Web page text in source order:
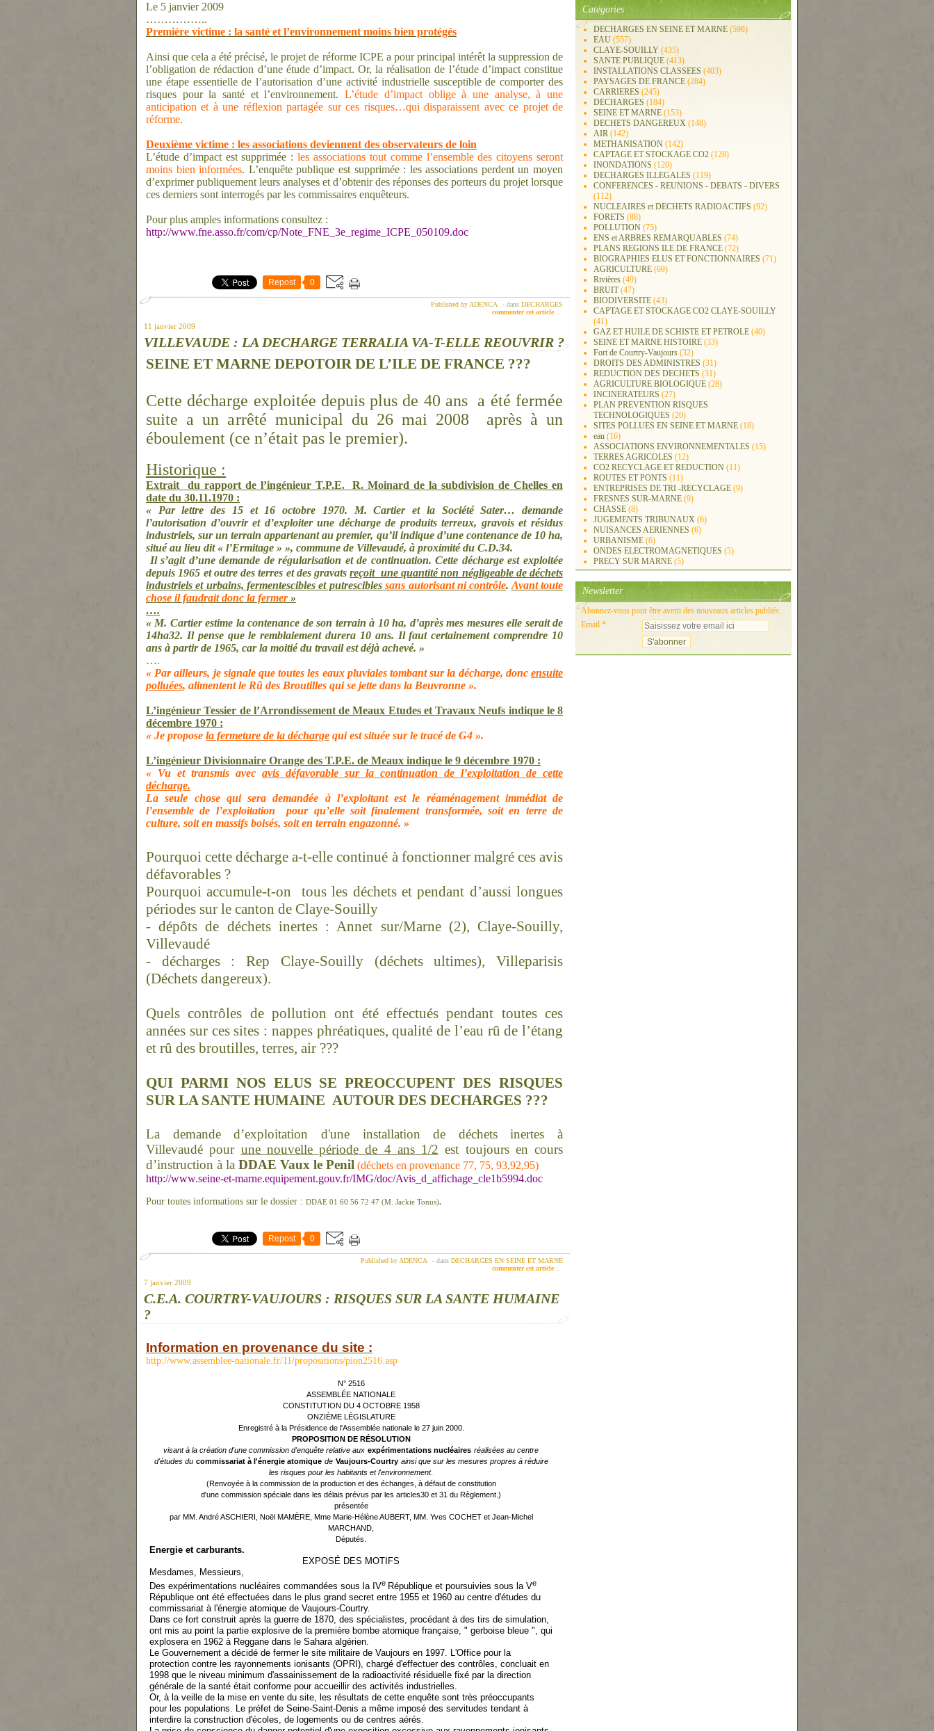
Le 5 janvier 2009
……………..
Première victime : la santé et l’environnement moins bien protégés
Ainsi que cela a été précisé, le projet de réforme ICPE a pour principal intérêt la suppression de
l’obligation de rédaction d’une étude d’impact. Or, la réalisation de l’étude d’impact constitue
une étape essentielle de l’autorisation d’une activité industrielle susceptible de comporter des
risques pour la santé et l’environnement.L’étude d’impact oblige à une analyse, à une
anticipation et à une réflexion partagée sur ces risques…qui disparaissent avec ce projet de
réforme.
Deuxième victime : les associations deviennent des observateurs de loin
L’étude d’impact est supprimée :les associations tout comme l’ensemble des citoyens seront
moins bien informées. L’enquête publique est supprimée : les associations perdent un moyen
d’exprimer publiquement leurs analyses et d’obtenir des réponses des porteurs du projet lorsque
ces derniers sont interrogés par les commissaires enquêteurs.
Pour plus amples informations consultez :
http://www.fne.asso.fr/com/cp/Note_FNE_3e_regime_ICPE_050109.doc
Repost 0
Published by ADENCA - dans DECHARGES
commenter cet article …
11 janvier 2009
VILLEVAUDE : LA DECHARGE TERRALIA VA-T-ELLE REOUVRIR ?
SEINE ET MARNE DEPOTOIR DE L’ILE DE FRANCE ???
Cette décharge exploitée depuis plus de 40 ans a été fermée
suite a un arrêté municipal du 26 mai 2008
après à un
éboulement (ce n’était pas le premier).
Historique :
Extrait du rapport de l’ingénieur T.P.E.
R. Moinard de la subdivision de Chelles en
date du 30.11.1970 :
« Par lettre des 15 et 16 octobre 1970. M. Cartier et la Société Sater… demande
l’autorisation d’ouvrir et d’exploiter une décharge de produits terreux, gravois et résidus
industriels, sur un terrain appartenant au premier, qu’il indique d’une contenance de 10 ha,
situé au lieu dit « l’Ermitage » », commune de Villevaudé, à proximité du C.D.34.
Il s’agit d’une demande de régularisation et de continuation. Cette décharge est exploitée
depuis 1965 et outre des terres et des gravatsreçoit une quantité non négligeable de déchets
industriels et urbains, fermentescibles et putresciblessans autorisant ni contrôle. Avant toute
chose il faudrait donc la fermer»
….
« M. Cartier estime la contenance de son terrain à 10 ha, d’après mes mesures elle serait de
14ha32. Il pense que le remblaiement durera 10 ans. Il faut certainement comprendre 10
ans à partir de 1965, car la moitié du travail est déjà achevé. »
….
« Par ailleurs, je signale que toutes les eaux pluviales tombant sur la décharge, donc ensuite
polluées, alimentent le Rû des Broutilles qui se jette dans la Beuvronne ».
L’ingénieur Tessier de l’Arrondissement de Meaux Etudes et Travaux Neufs indique le 8
décembre 1970 :
« Je propose la fermeture de la décharge qui est située sur le tracé de G4 ».
L’ingénieur Divisionnaire Orange des T.P.E. de Meaux indique le 9 décembre 1970 :
« Vu et transmis avec avis défavorable sur la continuation de l’exploitation de cette
décharge.
La seule chose qui sera demandée à l’exploitant est le réaménagement immédiat de
l’ensemble de l’exploitation
pour qu’elle soit finalement transformée, soit en terre de
culture, soit en massifs boisés, soit en terrain engazonné. »
Pourquoi cette décharge a-t-elle continué à fonctionner malgré ces avis
défavorables ?
Pourquoi accumule-t-on
tous les déchets et pendant d’aussi longues
périodes sur le canton de Claye-Souilly
- dépôts de déchets inertes : Annet sur/Marne (2), Claye-Souilly,
Villevaudé
- décharges : Rep Claye-Souilly (déchets ultimes), Villeparisis
(Déchets dangereux).
Quels contrôles de pollution ont été effectués pendant toutes ces
années sur ces sites : nappes phréatiques, qualité de l’eau rû de l’étang
et rû des broutilles, terres, air ???
QUI PARMI NOS ELUS SE PREOCCUPENT DES RISQUES
SUR LA SANTE HUMAINE AUTOUR DES DECHARGES ???
La demande d’exploitation d'une installation de déchets inertes à
Villevaudé pour une nouvelle période de 4 ans 1/2 est toujours en cours
d’instruction à la DDAE Vaux le Penil (déchets en provenance 77, 75, 93,92,95)
http://www.seine-et-marne.equipement.gouv.fr/IMG/doc/Avis_d_affichage_cle1b5994.doc
Pour toutes informations sur le dossier : DDAE 01 60 56 72 47 (M. Jackie Tonus).
Repost 0
Published by ADENCA - dans DECHARGES EN SEINE ET MARNE
commenter cet article …
7 janvier 2009
C.E.A. COURTRY-VAUJOURS : RISQUES SUR LA SANTE HUMAINE
?
Information en provenance du site :
http://www.assemblee-nationale.fr/11/propositions/pion2516.asp
N° 2516
ASSEMBLÉE NATIONALE
CONSTITUTION DU 4 OCTOBRE 1958
ONZIÈME LÉGISLATURE
Enregistré à la Présidence de l'Assemblée nationale le 27 juin 2000.
PROPOSITION DE RÉSOLUTION
visant à la création d'une commission d'enquête relative aux expérimentations nucléaires réalisées au centre
d'études du commissariat à l'énergie atomique de Vaujours-Courtry ainsi que sur les mesures propres à réduire
les risques pour les habitants et l'environnement.
(Renvoyée à la commission de la production et des échanges, à défaut de constitution
d'une commission spéciale dans les délais prévus par les articles30 et 31 du Règlement.)
présentée
par MM. André ASCHIERI, Noël MAMÈRE, Mme Marie-Hélène AUBERT, MM. Yves COCHET et Jean-Michel
MARCHAND,
Députés.
Energie et carburants.
EXPOSÉ DES MOTIFS
Mesdames, Messieurs,
Des expérimentations nucléaires commandées sous la IVe République et poursuivies sous la Ve
République ont été effectuées dans le plus grand secret entre 1955 et 1960 au centre d'études du
commissariat à l'énergie atomique de Vaujours-Courtry.
Dans ce fort construit après la guerre de 1870, des spécialistes, procédant à des tirs de simulation,
ont mis au point la partie explosive de la première bombe atomique française, " gerboise bleue ", qui
explosera en 1962 à Reggane dans le Sahara algérien.
Le Gouvernement a décidé de fermer le site militaire de Vaujours en 1997. L'Office pour la
protection contre les rayonnements ionisants (OPRI), chargé d'effectuer des contrôles, concluait en
1998 que le niveau minimum d'assainissement de la radioactivité résiduelle fixé par la direction
générale de la santé était conforme pour accueillir des activités industrielles.
Or, à la veille de la mise en vente du site, les résultats de cette enquête sont très préoccupants
pour les populations. Le préfet de Seine-Saint-Denis a même imposé des servitudes tendant à
interdire la construction d'écoles, de logements ou de centres aérés.
Catégories
DECHARGES EN SEINE ET MARNE (598)
EAU (557)
CLAYE-SOUILLY (435)
SANTE PUBLIQUE (413)
INSTALLATIONS CLASSEES (403)
PAYSAGES DE FRANCE (284)
CARRIERES (245)
DECHARGES (184)
SEINE ET MARNE (153)
DECHETS DANGEREUX (148)
AIR (142)
METHANISATION (142)
CAPTAGE ET STOCKAGE CO2 (128)
INONDATIONS (120)
DECHARGES ILLEGALES (119)
CONFERENCES - REUNIONS - DEBATS - DIVERS
(112)
NUCLEAIRES et DECHETS RADIOACTIFS (92)
FORETS (88)
POLLUTION (75)
ENS et ARBRES REMARQUABLES (74)
PLANS REGIONS ILE DE FRANCE (72)
BIOGRAPHIES ELUS ET FONCTIONNAIRES (71)
AGRICULTURE (69)
Rivières (49)
BRUIT(47)
BIODIVERSITE (43)
CAPTAGE ET STOCKAGE CO2 CLAYE-SOUILLY
(41)
GAZ ET HUILE DE SCHISTE ET PETROLE (40)
SEINE ET MARNE HISTOIRE (33)
Fort de Courtry-Vaujours (32)
DROITS DES ADMINISTRES (31)
REDUCTION DES DECHETS (31)
AGRICULTURE BIOLOGIQUE (28)
INCINERATEURS (27)
PLAN PREVENTION RISQUES
TECHNOLOGIQUES (20)
SITES POLLUES EN SEINE ET MARNE (18)
eau (16)
ASSOCIATIONS ENVIRONNEMENTALES (15)
TERRES AGRICOLES (12)
CO2 RECYCLAGE ET REDUCTION (11)
ROUTES ET PONTS (11)
ENTREPRISES DE TRI -RECYCLAGE (9)
FRESNES SUR-MARNE (9)
CHASSE (8)
JUGEMENTS TRIBUNAUX (6)
NUISANCES AERIENNES (6)
URBANISME (6)
ONDES ELECTROMAGNETIQUES (5)
PRECY SUR MARNE (5)
Newsletter
Abonnez-vous pour être averti des nouveaux articles publiés.
Email